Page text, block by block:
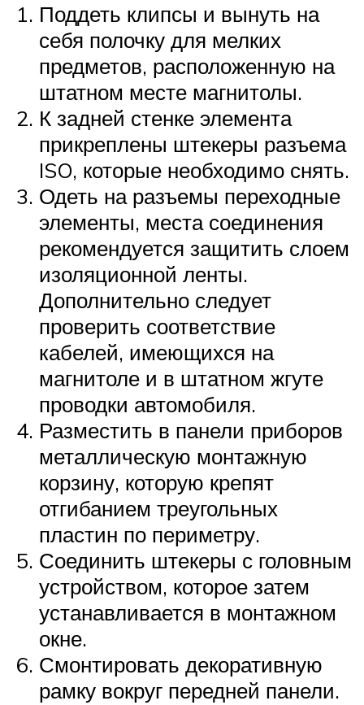
Поддеть клипсы и вынуть на
себя полочку для мелких
предметов, расположенную на
штатном месте магнитолы.
К задней стенке элемента
прикреплены штекеры разъема
ISO, которые необходимо снять.
Одеть на разъемы переходные
элементы, места соединения
рекомендуется защитить слоем
изоляционной ленты.
Дополнительно следует
проверить соответствие
кабелей, имеющихся на
магнитоле и в штатном жгуте
проводки автомобиля.
Разместить в панели приборов
металлическую монтажную
корзину, которую крепят
отгибанием треугольных
пластин по периметру.
Соединить штекеры с головным
устройством, которое затем
устанавливается в монтажном
окне.
Смонтировать декоративную
рамку вокруг передней панели.